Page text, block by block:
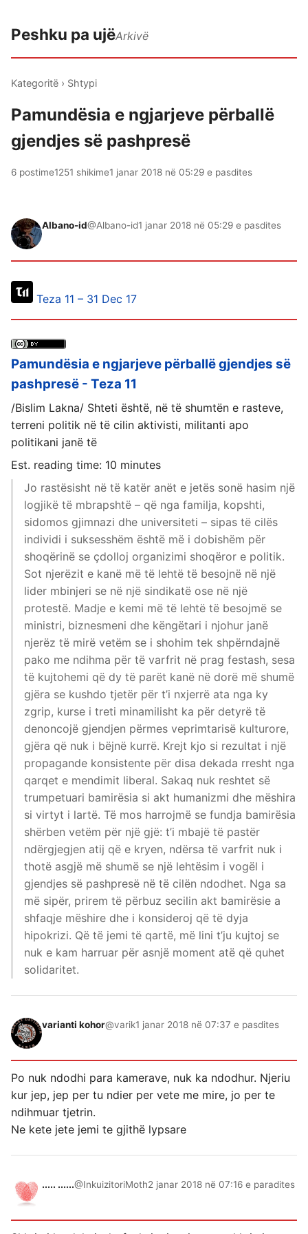
Peshku pa ujëArkivë
Kategoritë › Shtypi
Pamundësia e ngjarjeve përballë
gjendjes së pashpresë
6 postime1251 shikime1 janar 2018 në 05:29 e pasdites
Albano-id@Albano-id1 janar 2018 në 05:29 e pasdites
Teza 11 – 31 Dec 17
Pamundësia e ngjarjeve përballë gjendjes së
pashpresë - Teza 11
/Bislim Lakna/ Shteti është, në të shumtën e rasteve,
terreni politik në të cilin aktivisti, militanti apo
politikani janë të
Est. reading time: 10 minutes
Jo rastësisht në të katër anët e jetës sonë hasim një
logjikë të mbrapshtë – që nga familja, kopshti,
sidomos gjimnazi dhe universiteti – sipas të cilës
individi i suksesshëm është më i dobishëm për
shoqërinë se çdolloj organizimi shoqëror e politik.
Sot njerëzit e kanë më të lehtë të besojnë në një
lider mbinjeri se në një sindikatë ose në një
protestë. Madje e kemi më të lehtë të besojmë se
ministri, biznesmeni dhe këngëtari i njohur janë
njerëz të mirë vetëm se i shohim tek shpërndajnë
pako me ndihma për të varfrit në prag festash, sesa
të kujtohemi që dy të parët kanë në dorë më shumë
gjëra se kushdo tjetër për t’i nxjerrë ata nga ky
zgrip, kurse i treti minamilisht ka për detyrë të
denoncojë gjendjen përmes veprimtarisë kulturore,
gjëra që nuk i bëjnë kurrë. Krejt kjo si rezultat i një
propagande konsistente për disa dekada rresht nga
qarqet e mendimit liberal. Sakaq nuk reshtet së
trumpetuari bamirësia si akt humanizmi dhe mëshira
si virtyt i lartë. Të mos harrojmë se fundja bamirësia
shërben vetëm për një gjë: t’i mbajë të pastër
ndërgjegjen atij që e kryen, ndërsa të varfrit nuk i
thotë asgjë më shumë se një lehtësim i vogël i
gjendjes së pashpresë në të cilën ndodhet. Nga sa
më sipër, prirem të përbuz secilin akt bamirësie a
shfaqje mëshire dhe i konsideroj që të dyja
hipokrizi. Që të jemi të qartë, më lini t’ju kujtoj se
nuk e kam harruar për asnjë moment atë që quhet
solidaritet.
varianti kohor@varik1 janar 2018 në 07:37 e pasdites
Po nuk ndodhi para kamerave, nuk ka ndodhur. Njeriu
kur jep, jep per tu ndier per vete me mire, jo per te
ndihmuar tjetrin.
Ne kete jete jemi te gjithë lypsare
..... ......@InkuizitoriMoth2 janar 2018 në 07:16 e paradites